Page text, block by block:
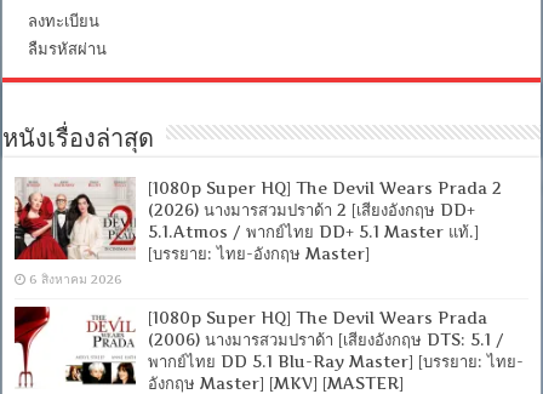
ลงทะเบียน
ลืมรหัสผ่าน
หนังเรื่องล่าสุด
[1080p Super HQ] The Devil Wears Prada 2
(2026) นางมารสวมปราด้า 2 [เสียงอังกฤษ DD+
5.1.Atmos / พากย์ไทย DD+ 5.1 Master แท้.]
[บรรยาย: ไทย-อังกฤษ Master]
6 สิงหาคม 2026
[1080p Super HQ] The Devil Wears Prada
(2006) นางมารสวมปราด้า [เสียงอังกฤษ DTS: 5.1 /
พากย์ไทย DD 5.1 Blu-Ray Master] [บรรยาย: ไทย-
อังกฤษ Master] [MKV] [MASTER]